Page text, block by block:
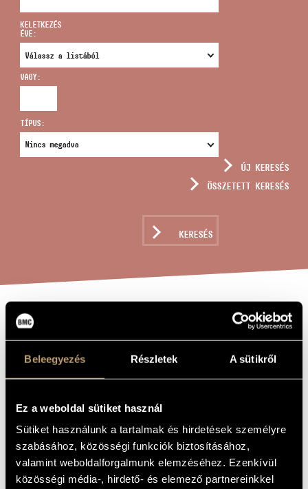
Beleegyezés Részletek A sütikről
Ez a weboldal sütiket használ
Sütiket használunk a tartalmak és hirdetések személyre
szabásához, közösségi funkciók biztosításához,
valamint weboldalforgalmunk elemzéséhez. Ezenkívül
közösségi média-, hirdető- és elemező partnereinkkel
infokozpont@bmc.hu
TELEFON
NYITVA TARTÁS
KELETKEZÉS
ÉVE:
VAGY:
TÍPUS:
ÚJ KERESÉS
ÖSSZETETT KERESÉS
KERESÉS
AZ ÖT UTOLSÓ
SZÍN, OP. 42
MAGYAR CÍM
IDEGEN
ANGOL CÍM
The five last scenes, Op. 42
ALCÍM Opera 3 felvonásban